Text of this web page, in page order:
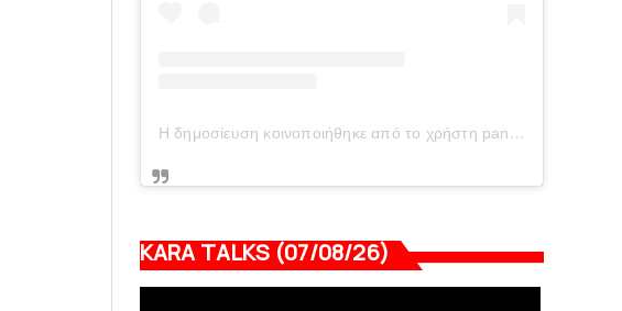
Η δημοσίευση κοινοποιήθηκε από το χρήστη panionianea.gr (@panionianea.gr)
KARA TALKS (07/08/26)